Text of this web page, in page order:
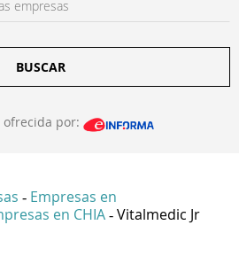
BUSCAR
por:
- Empresas en
en CHIA - Vitalmedic Jr